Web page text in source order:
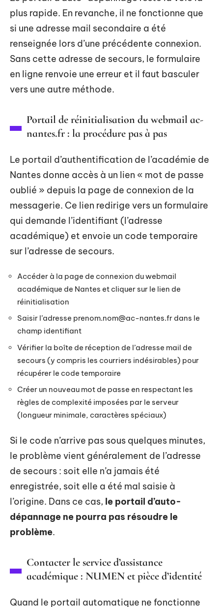
plus rapide. En revanche, il ne fonctionne que
si une adresse mail secondaire a été
renseignée lors d’une précédente connexion.
Sans cette adresse de secours, le formulaire
en ligne renvoie une erreur et il faut basculer
vers une autre méthode.
Portail de réinitialisation du webmail ac-
nantes.fr : la procédure pas à pas
Le portail d’authentification de l’académie de
Nantes donne accès à un lien « mot de passe
oublié » depuis la page de connexion de la
messagerie. Ce lien redirige vers un formulaire
qui demande l’identifiant (l’adresse
académique) et envoie un code temporaire
sur l’adresse de secours.
Accéder à la page de connexion du webmail
académique de Nantes et cliquer sur le lien de
réinitialisation
Saisir l’adresse prenom.nom@ac-nantes.fr dans le
champ identifiant
Vérifier la boîte de réception de l’adresse mail de
secours (y compris les courriers indésirables) pour
récupérer le code temporaire
Créer un nouveau mot de passe en respectant les
règles de complexité imposées par le serveur
(longueur minimale, caractères spéciaux)
Si le code n’arrive pas sous quelques minutes,
le problème vient généralement de l’adresse
de secours : soit elle n’a jamais été
enregistrée, soit elle a été mal saisie à
l’origine. Dans ce cas, le portail d’auto-
dépannage ne pourra pas résoudre le
problème.
Contacter le service d’assistance
académique : NUMEN et pièce d’identité
Quand le portail automatique ne fonctionne